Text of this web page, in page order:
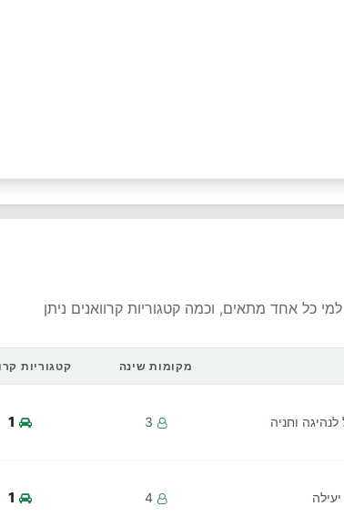
כל אחד מתאים, וכמה קטגוריות קרוואנים ניתן
מקומות שינה קטגוריות
לנהיגה וחניה 3
1
4
1